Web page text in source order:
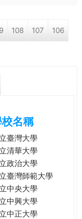
108 107 106
名稱
臺灣大學
清華大學
政治大學
臺灣師範大學
中央大學
中興大學
中正大學